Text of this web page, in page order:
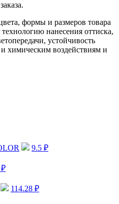
формы и размеров товара
нанесения оттиска,
устойчивость
химическим воздействиям и
9.5 ₽
₽
114.28 ₽